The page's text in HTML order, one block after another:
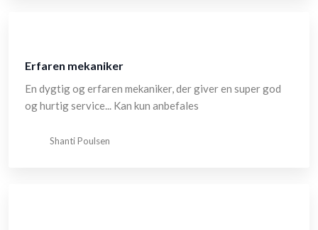
Erfaren mekaniker
En dygtig og erfaren mekaniker, der giver en super god
og hurtig service... Kan kun anbefales
Shanti Poulsen